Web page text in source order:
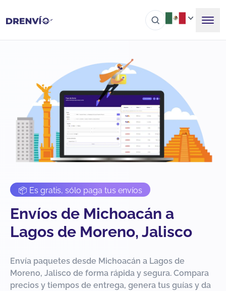
📦 Es gratis, sólo paga tus envíos
Envíos de Michoacán a
Lagos de Moreno, Jalisco
Envía paquetes desde Michoacán a Lagos de
Moreno, Jalisco de forma rápida y segura. Compara
precios y tiempos de entrega, genera tus guías y da